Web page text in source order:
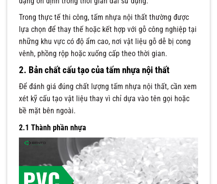
Trong thực tế thi công, tấm nhựa nội thất thường được
lựa chọn để thay thế hoặc kết hợp với gỗ công nghiệp tại
những khu vực có độ ẩm cao, nơi vật liệu gỗ dễ bị cong
vênh, phồng rộp hoặc xuống cấp theo thời gian.
2. Bản chất cấu tạo của tấm nhựa nội thất
Để đánh giá đúng chất lượng tấm nhựa nội thất, cần xem
xét kỹ cấu tạo vật liệu thay vì chỉ dựa vào tên gọi hoặc
bề mặt bên ngoài.
2.1 Thành phần nhựa